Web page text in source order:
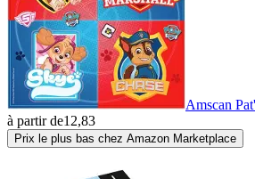
Amscan
à partir de12,83
Prix le plus bas chez Amazon Marketplace